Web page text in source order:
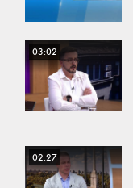
03:02
02:27